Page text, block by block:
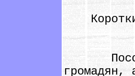
Посол
громадян,